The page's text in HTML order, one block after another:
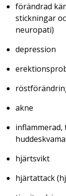
förändrad
stickningar
neuropati)
depression
akne
hjärtsvikt
hjärtattack